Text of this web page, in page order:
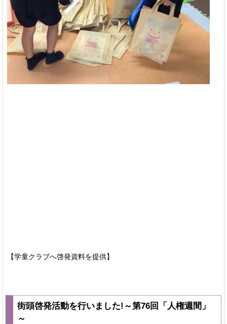
【学童クラブへ啓発資料を提供】
街頭啓発活動を行いました!～第76回「人権週間」
～